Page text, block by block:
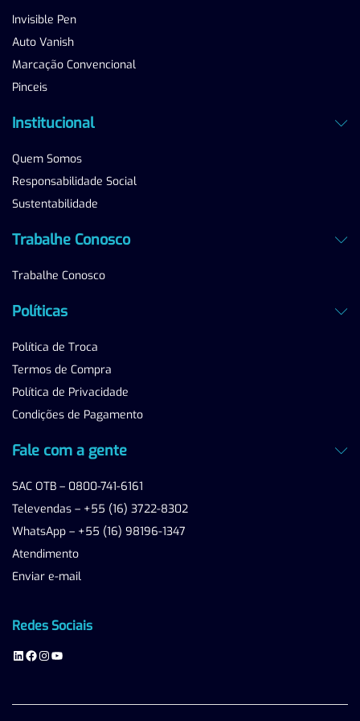
Invisible Pen
Auto Vanish
Marcação Convencional
Pinceis
Institucional
Quem Somos
Responsabilidade Social
Sustentabilidade
Trabalhe Conosco
Trabalhe Conosco
Políticas
Política de Troca
Termos de Compra
Política de Privacidade
Condições de Pagamento
Fale com a gente
SAC OTB – 0800-741-6161
Televendas – +55 (16) 3722-8302
WhatsApp – +55 (16) 98196-1347
Atendimento
Enviar e-mail
Redes Sociais
LinkedIn
Facebook
Instagram
Youtube